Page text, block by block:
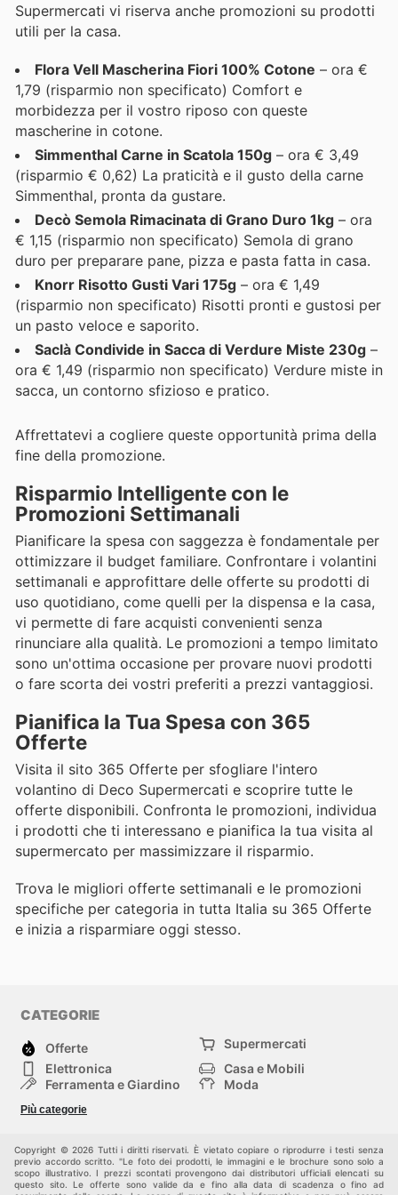
Supermercati vi riserva anche promozioni su prodotti
utili per la casa.
Flora Vell Mascherina Fiori 100% Cotone – ora €
1,79 (risparmio non specificato) Comfort e
morbidezza per il vostro riposo con queste
mascherine in cotone.
Simmenthal Carne in Scatola 150g – ora € 3,49
(risparmio € 0,62) La praticità e il gusto della carne
Simmenthal, pronta da gustare.
Decò Semola Rimacinata di Grano Duro 1kg – ora
€ 1,15 (risparmio non specificato) Semola di grano
duro per preparare pane, pizza e pasta fatta in casa.
Knorr Risotto Gusti Vari 175g – ora € 1,49
(risparmio non specificato) Risotti pronti e gustosi per
un pasto veloce e saporito.
Saclà Condivide in Sacca di Verdure Miste 230g –
ora € 1,49 (risparmio non specificato) Verdure miste in
sacca, un contorno sfizioso e pratico.
Affrettatevi a cogliere queste opportunità prima della
fine della promozione.
Risparmio Intelligente con le
Promozioni Settimanali
Pianificare la spesa con saggezza è fondamentale per
ottimizzare il budget familiare. Confrontare i volantini
settimanali e approfittare delle offerte su prodotti di
uso quotidiano, come quelli per la dispensa e la casa,
vi permette di fare acquisti convenienti senza
rinunciare alla qualità. Le promozioni a tempo limitato
sono un'ottima occasione per provare nuovi prodotti
o fare scorta dei vostri preferiti a prezzi vantaggiosi.
Pianifica la Tua Spesa con 365
Offerte
Visita il sito 365 Offerte per sfogliare l'intero
volantino di Deco Supermercati e scoprire tutte le
offerte disponibili. Confronta le promozioni, individua
i prodotti che ti interessano e pianifica la tua visita al
supermercato per massimizzare il risparmio.
Trova le migliori offerte settimanali e le promozioni
specifiche per categoria in tutta Italia su 365 Offerte
e inizia a risparmiare oggi stesso.
CATEGORIE
Offerte
Supermercati
Elettronica
Casa e Mobili
Ferramenta e Giardino
Moda
Bambini e Neonati
Più categorie
Copyright © 2026 Tutti i diritti riservati. È vietato copiare o riprodurre i testi senza
previo accordo scritto. "Le foto dei prodotti, le immagini e le brochure sono solo a
scopo illustrativo. I prezzi scontati provengono dai distributori ufficiali elencati su
questo sito. Le offerte sono valide da e fino alla data di scadenza o fino ad